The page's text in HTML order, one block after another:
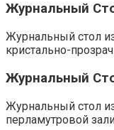
Журнальный
Журнальный стол
кристально-
Журнальный
Журнальный стол
перламутровой